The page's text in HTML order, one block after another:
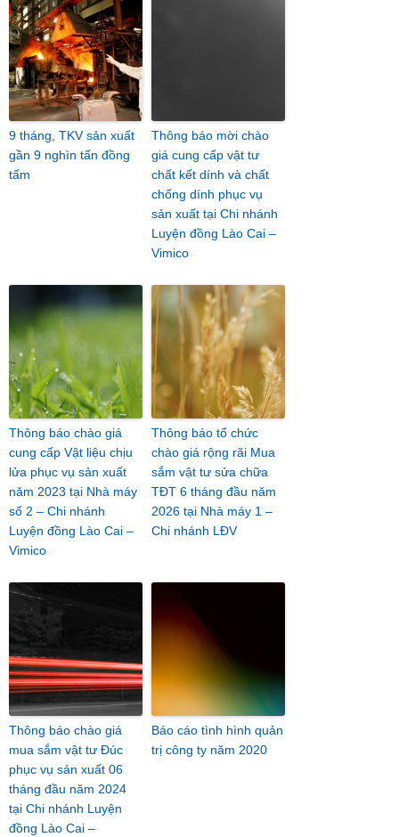
9 tháng, TKV sản xuất
gần 9 nghìn tấn đồng
tấm
Thông báo mời chào
giá cung cấp vật tư
chất kết dính và chất
chống dính phục vụ
sản xuất tại Chi nhánh
Luyện đồng Lào Cai –
Vimico
Thông báo chào giá
cung cấp Vật liệu chịu
lửa phục vụ sản xuất
năm 2023 tại Nhà máy
số 2 – Chi nhánh
Luyện đồng Lào Cai –
Vimico
Thông báo tổ chức
chào giá rộng rãi Mua
sắm vật tư sửa chữa
TĐT 6 tháng đầu năm
2026 tại Nhà máy 1 –
Chi nhánh LĐV
Thông báo chào giá
mua sắm vật tư Đúc
phục vụ sản xuất 06
tháng đầu năm 2024
tại Chi nhánh Luyện
đồng Lào Cai –
Báo cáo tình hình quản
trị công ty năm 2020